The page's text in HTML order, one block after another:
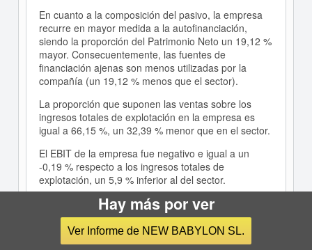
En cuanto a la composición del pasivo, la empresa
recurre en mayor medida a la autofinanciación,
siendo la proporción del Patrimonio Neto un 19,12 %
mayor. Consecuentemente, las fuentes de
financiación ajenas son menos utilizadas por la
compañía (un 19,12 % menos que el sector).
La proporción que suponen las ventas sobre los
ingresos totales de explotación en la empresa es
igual a 66,15 %, un 32,39 % menor que en el sector.
El EBIT de la empresa fue negativo e igual a un
-0,19 % respecto a los ingresos totales de
explotación, un 5,9 % inferior al del sector.
La capacidad de la empresa para generar beneficios
de explotación es inferior a la del sector ya que su
ratio EBIT/Ventas es menor (-0 frente a 0,06).
Hay más por ver
Ver Informe de NEW BABYLON SL.